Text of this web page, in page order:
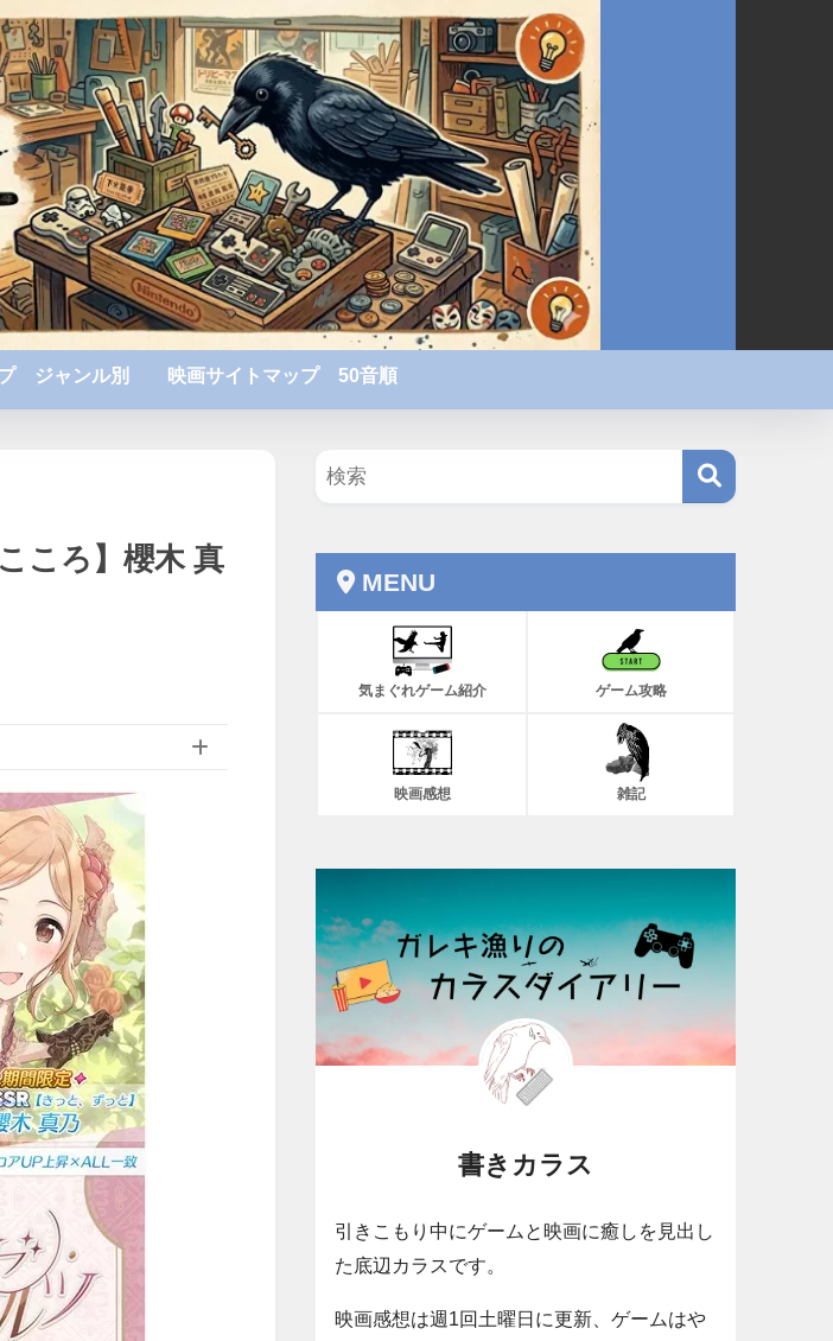
ジャンル別 映画サイトマップ 50音順
ころ】櫻木 真
MENU
気まぐれゲーム紹介 ゲーム攻略
映画感想 雑記
書きカラス
引きこもり中にゲームと映画に癒しを見出し
た底辺カラスです。
映画感想は週1回土曜日に更新、ゲームはや